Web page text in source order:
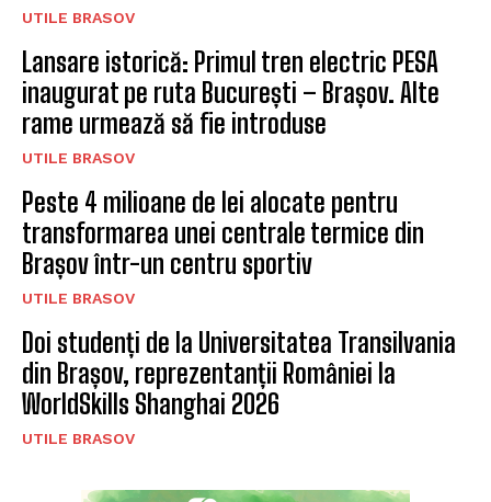
UTILE BRASOV
Lansare istorică: Primul tren electric PESA
inaugurat pe ruta București – Brașov. Alte
rame urmează să fie introduse
UTILE BRASOV
Peste 4 milioane de lei alocate pentru
transformarea unei centrale termice din
Brașov într-un centru sportiv
UTILE BRASOV
Doi studenți de la Universitatea Transilvania
din Brașov, reprezentanții României la
WorldSkills Shanghai 2026
UTILE BRASOV